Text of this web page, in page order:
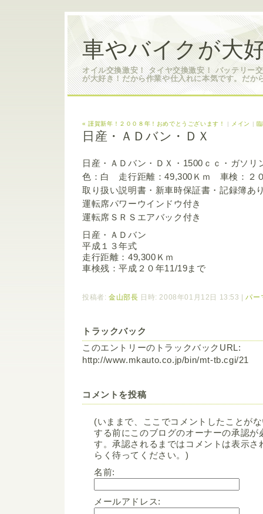
車やバイクが大
オイル交換激安！ タイヤ交換激安！ バッテリー
が大好き！だから作業や仕入れに本気です。だか
« 謹賀新年！２００８年！おめでとうございます！ | メイン |
日産・ＡＤバン・ＤＸ
日産・ＡＤバン・ＤＸ・1500ｃｃ・ガソリ
色：白 走行距離：49,300Ｋｍ 車検：２
取り扱い説明書・新車時保証書・記録簿あ
運転席パワーウインドウ付き
運転席ＳＲＳエアバック付き
日産・ＡＤバン
平成１３年式
走行距離：49,300Ｋｍ
車検残：平成２０年11/19まで
投稿者:金山部長 日時: 2008年01月12日 13:53 パー
トラックバック
このエントリーのトラックバックURL:
http://www.mkauto.co.jp/bin/mt-tb.cgi/21
コメントを投稿
(いままで、ここでコメントしたことが
する前にこのブログのオーナーの承認が
す。承認されるまではコメントは表示さ
らく待ってください。)
名前:
メールアドレス: